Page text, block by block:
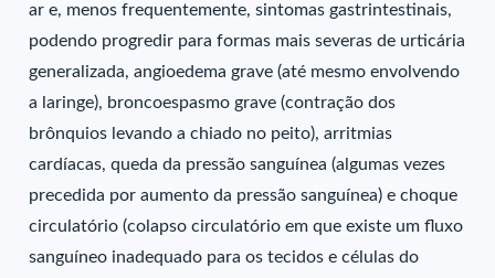
ar e, menos frequentemente, sintomas gastrintestinais,
podendo progredir para formas mais severas de urticária
generalizada, angioedema grave (até mesmo envolvendo
a laringe), broncoespasmo grave (contração dos
brônquios levando a chiado no peito), arritmias
cardíacas, queda da pressão sanguínea (algumas vezes
precedida por aumento da pressão sanguínea) e choque
circulatório (colapso circulatório em que existe um fluxo
sanguíneo inadequado para os tecidos e células do